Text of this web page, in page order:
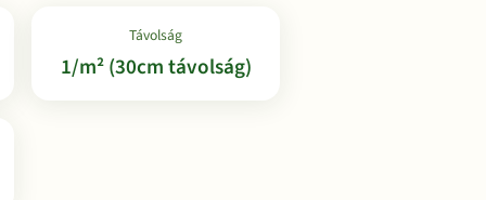
Távolság
1/m² (30cm távolság)